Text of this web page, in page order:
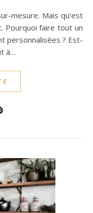
Pourquoi faire tout un
personnalisées ? Est-
à…